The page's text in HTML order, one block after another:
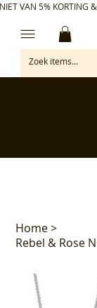
VAN 5% KORTING
Home>
Rebel & Rose